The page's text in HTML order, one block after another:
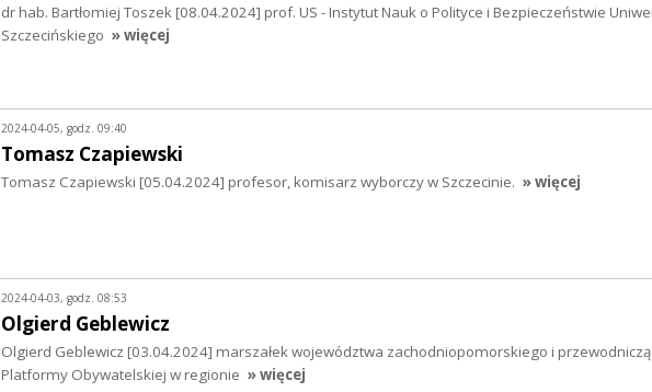
dr hab. Bartłomiej Toszek [08.04.2024] prof. US - Instytut Nauk o Polityce i Bezpieczeństwie
Szczecińskiego » więcej
2024-04-05, godz. 09:40
Tomasz Czapiewski
Tomasz Czapiewski [05.04.2024] profesor, komisarz wyborczy w Szczecinie. » więcej
2024-04-03, godz. 08:53
Olgierd Geblewicz
Olgierd Geblewicz [03.04.2024] marszałek województwa zachodniopomorskiego i
Platformy Obywatelskiej w regionie » więcej